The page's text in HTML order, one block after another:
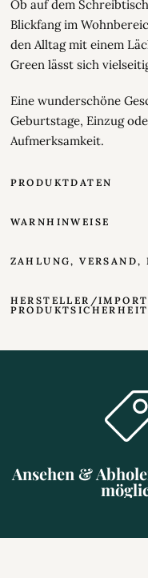
Ob auf dem
Blickfang im
den Alltag mit einem
Green lässt sich
Eine wunderschöne
Geburtstage, Einzug
Aufmerksamkeit.
PRODUKTDATEN
WARNHINWEISE
ZAHLUNG, VERSAND,
HERSTELLER/
Ansehen &